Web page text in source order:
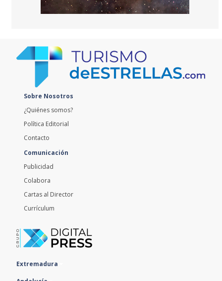
Sobre Nosotros
¿Quiénes somos?
Política Editorial
Contacto
Comunicación
Publicidad
Colabora
Cartas al Director
Currículum
Extremadura